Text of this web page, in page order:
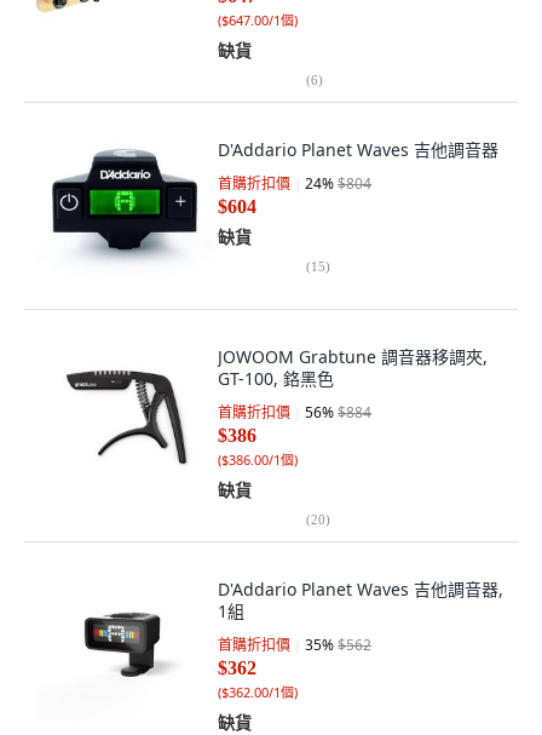
($647.00/1個)
缺貨
(6)
D'Addario Planet Waves 吉他調音器
首購折扣價 24%$804
$604
缺貨
(15)
JOWOOM Grabtune 調音器移調夾,
GT-100, 鉻黑色
首購折扣價 56%$884
$386
($386.00/1個)
缺貨
(20)
D'Addario Planet Waves 吉他調音器,
1組
首購折扣價 35%$562
$362
($362.00/1個)
缺貨